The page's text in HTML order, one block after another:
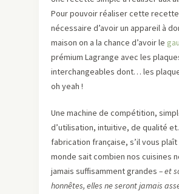
Pour pouvoir réaliser cette
nécessaire d’avoir un appareil à
maison on a la chance d’avoir le
prémium Lagrange avec les
interchangeables dont… les
oh yeah !
Une machine de compétition,
d’utilisation, intuitive, de qualité
fabrication française, s’il vous plaît
monde sait combien nos cuisines
jamais suffisamment grandes – et
honnêtes, elles ne seront jamais